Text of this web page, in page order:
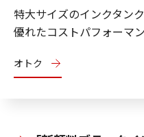
特大サイズのインクタン
優れたコストパフォーマ
オトク